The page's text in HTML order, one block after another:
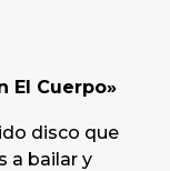
El Cuerpo»
disco que
a bailar y